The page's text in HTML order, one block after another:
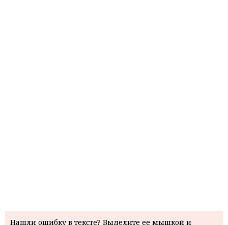
Нашли ошибку в тексте? Выделите ее мышкой и